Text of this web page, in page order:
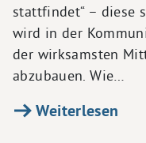
stattfindet“ – diese
wird in der
der wirksamsten
abzubauen. Wie…
Weiterlesen